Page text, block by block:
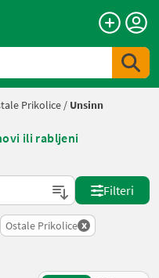
Prikolice / Unsinn
ili rabljeni
Filteri
Ostale Prikolice x